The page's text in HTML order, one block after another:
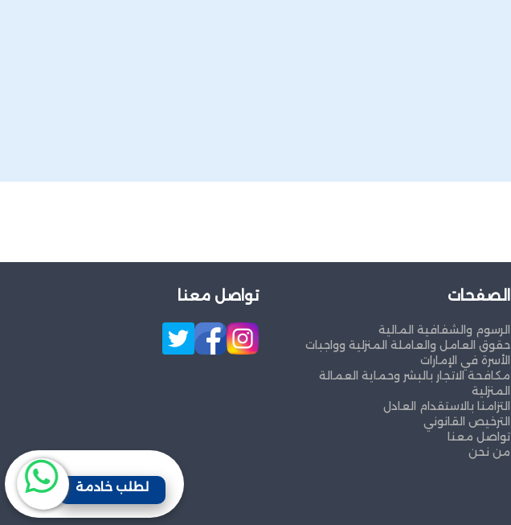
الصفحات
الرسوم والشفافية المالية
حقوق العامل والعاملة المنزلية وواجبات
الأسرة في الإمارات
مكافحة الاتجار بالبشر وحماية العمالة
المنزلية
التزامنا بالاستقدام العادل
الترخيص القانوني
تواصل معنا
من نحن
تواصل معنا
لطلب خادمة